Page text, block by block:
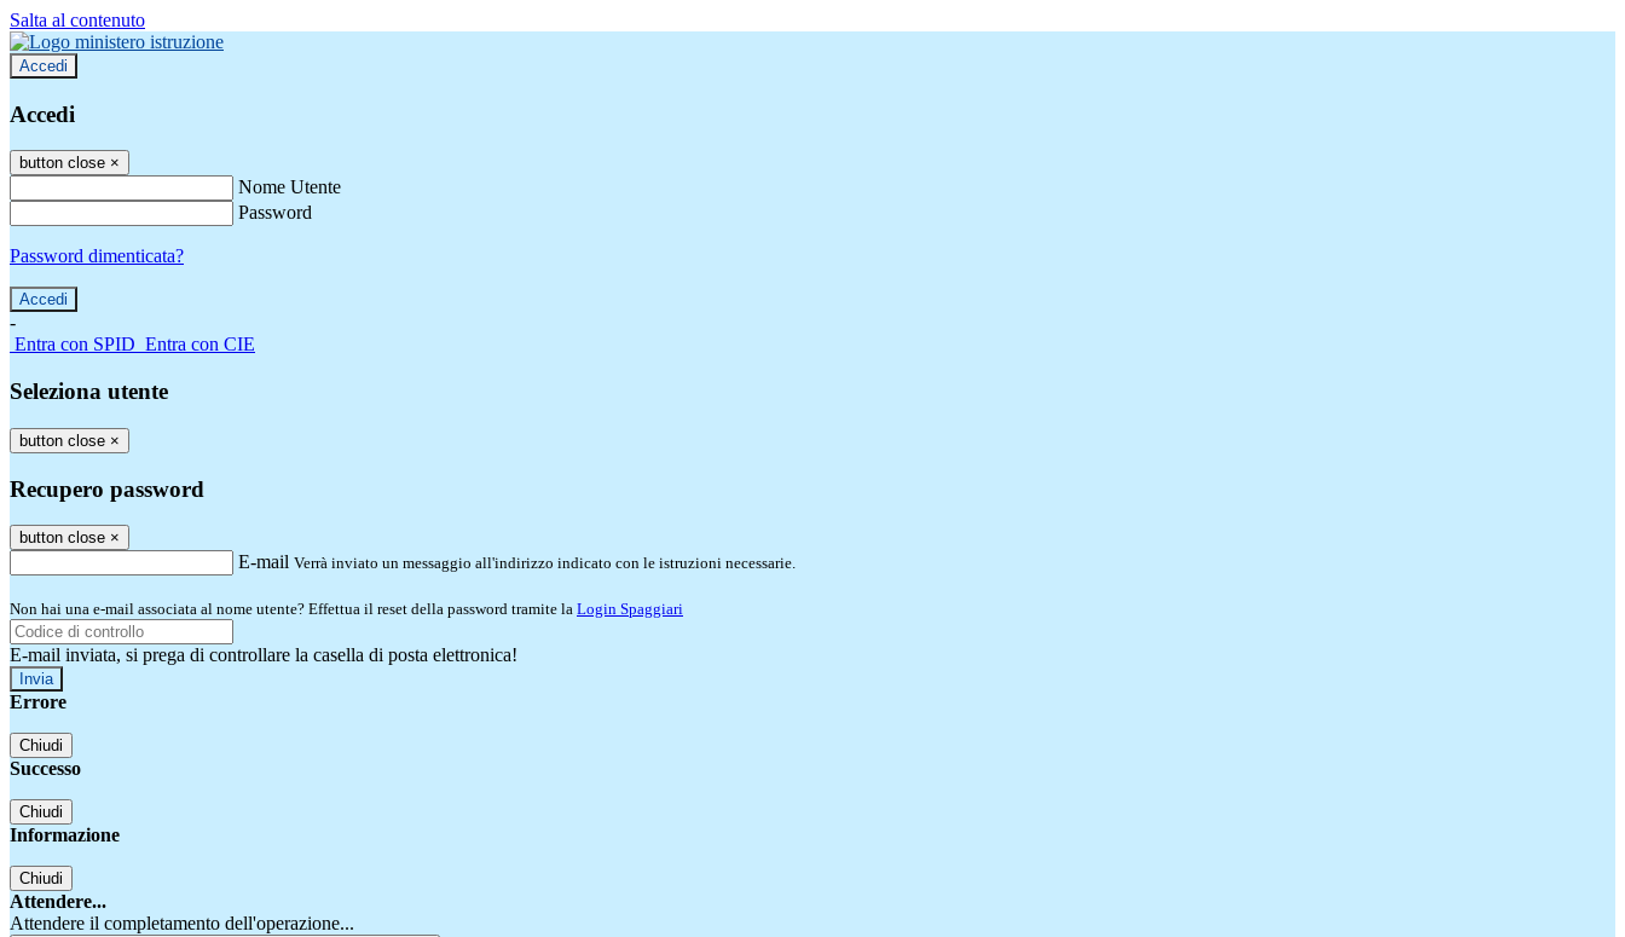
Salta al contenuto
Accedi
Accedi
button close ×
Nome Utente
Password
Password dimenticata?
-
Entra con SPID Entra con CIE
Seleziona utente
button close ×
Recupero password
button close ×
E-mail Verrà inviato un messaggio all'indirizzo indicato con le istruzioni necessarie.
Non hai una e-mail associata al nome utente? Effettua il reset della password tramite la Login Spaggiari
E-mail inviata, si prega di controllare la casella di posta elettronica!
Errore
Chiudi
Successo
Chiudi
Informazione
Chiudi
Attendere...
Attendere il completamento dell'operazione...